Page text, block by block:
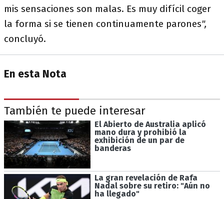
mis sensaciones son malas. Es muy difícil coger
la forma si se tienen continuamente parones",
concluyó.
En esta Nota
También te puede interesar
El Abierto de Australia aplicó
mano dura y prohibió la
exhibición de un par de
banderas
La gran revelación de Rafa
Nadal sobre su retiro: "Aún no
ha llegado"